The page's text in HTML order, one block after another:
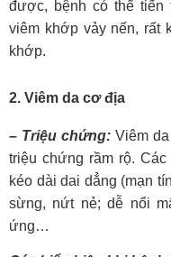
được, bệnh có thể tiến
viêm khớp vảy nến, rất
khớp.
2. Viêm da cơ địa
– Triệu chứng: Viêm
triệu chứng rầm rộ.
kéo dài dai dẳng (mạn
sừng, nứt nẻ; dễ nổi
ứng…